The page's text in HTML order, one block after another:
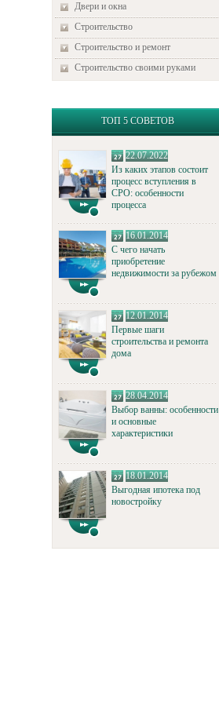
Двери и окна
Строительство
Строительство и ремонт
Строительство своими руками
ТОП 5 СОВЕТОВ
22.07.2022
Из каких этапов состоит
процесс вступления в
СРО: особенности
процесса
16.01.2014
С чего начать
приобретение
недвижимости за рубежом
12.01.2014
Первые шаги
строительства и ремонта
дома
28.04.2014
Выбор ванны: особенности
и основные
характеристики
18.01.2014
Выгодная ипотека под
новостройку